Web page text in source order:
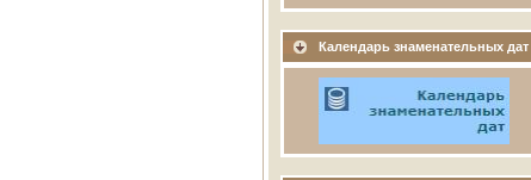
Календарь знаменательных дат